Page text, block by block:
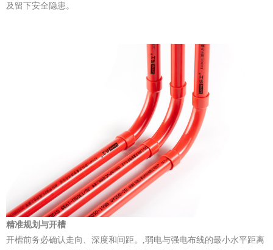
及留下安全隐患。
精准规划与开槽
开槽前务必确认走向、深度和间距。,弱电与强电布线的最小水平距离